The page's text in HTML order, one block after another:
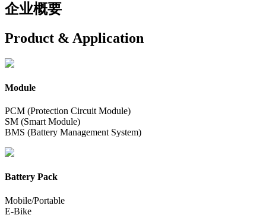
企业概要
Product & Application
Module
PCM (Protection Circuit Module)
SM (Smart Module)
BMS (Battery Management System)
Battery Pack
Mobile/Portable
E-Bike